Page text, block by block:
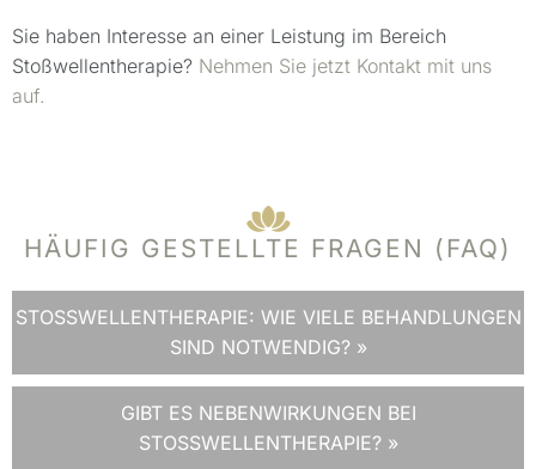
Sie haben Interesse an einer Leistung im Bereich
Stoßwellentherapie? Nehmen Sie jetzt Kontakt mit uns
auf.
HÄUFIG GESTELLTE FRAGEN (FAQ)
STOSSWELLENTHERAPIE: WIE VIELE BEHANDLUNGEN S
IND NOTWENDIG? »
GIBT ES NEBENWIRKUNGEN BEI
STOSSWELLENTHERAPIE? »